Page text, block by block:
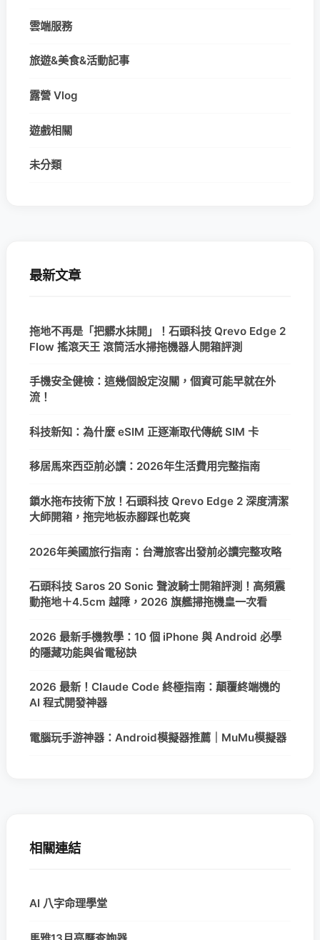
雲端服務
旅遊&美食&活動記事
露營 Vlog
遊戲相關
未分類
最新文章
拖地不再是「把髒水抹開」！石頭科技 Qrevo Edge 2
Flow 搖滾天王 滾筒活水掃拖機器人開箱評測
手機安全健檢：這幾個設定沒關，個資可能早就在外
流！
科技新知：為什麼 eSIM 正逐漸取代傳統 SIM 卡
移居馬來西亞前必讀：2026年生活費用完整指南
鎖水拖布技術下放！石頭科技 Qrevo Edge 2 深度清潔
大師開箱，拖完地板赤腳踩也乾爽
2026年美國旅行指南：台灣旅客出發前必讀完整攻略
石頭科技 Saros 20 Sonic 聲波騎士開箱評測！高頻震
動拖地＋4.5cm 越障，2026 旗艦掃拖機皇一次看
2026 最新手機教學：10 個 iPhone 與 Android 必學
的隱藏功能與省電秘訣
2026 最新！Claude Code 終極指南：顛覆終端機的
AI 程式開發神器
電腦玩手游神器：Android模擬器推薦｜MuMu模擬器
相關連結
AI 八字命理學堂